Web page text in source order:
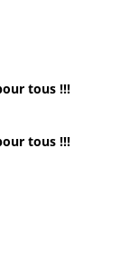
tous !!!
tous !!!